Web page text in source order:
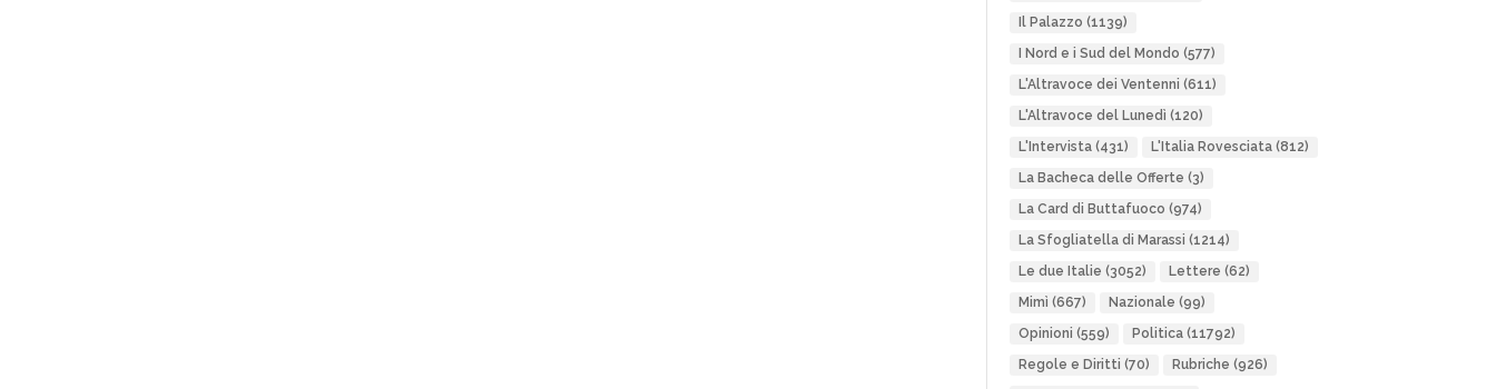
Il Palazzo (1139)
I Nord e i Sud del Mondo (577)
L'Altravoce dei Ventenni (611)
L'Altravoce del Lunedì (120)
L'Intervista(431) L'Italia Rovesciata(812)
La Bacheca delle Offerte (3)
La Card di Buttafuoco (974)
La Sfogliatella di Marassi (1214)
Le due Italie (3052) Lettere (62)
Mimì (667) Nazionale (99)
Opinioni (559) Politica(11792)
Regole e Diritti (70) Rubriche (926)